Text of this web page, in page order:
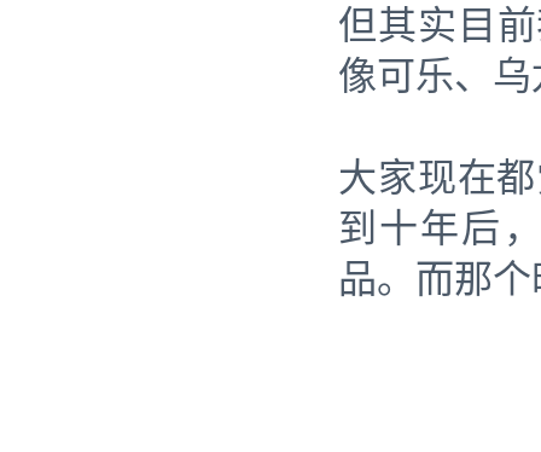
但其实目
像可乐、
大家现在
到十年后
品。而那